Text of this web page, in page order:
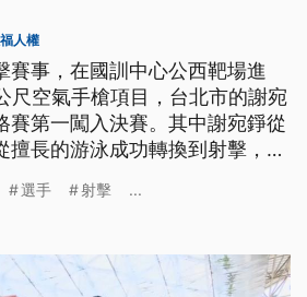
人權
賽事，在國訓中心公西靶場進
尺空氣手槍項目，台北市的謝宛
賽第一闖入決賽。其中謝宛錚從
擅長的游泳成功轉換到射擊，這
選手 射擊 ...